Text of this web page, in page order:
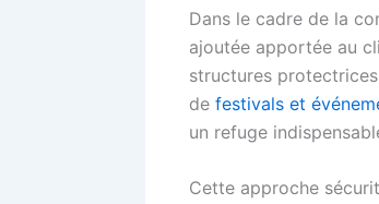
Dans le cadre de la
ajoutée apportée au
structures
de festivals et
un refuge
Cette approche